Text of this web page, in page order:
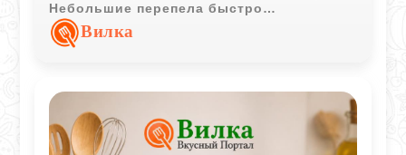
Небольшие перепела быстро
размягчаются и остаются сочными
внутри, особенно если подавать их
Вилка